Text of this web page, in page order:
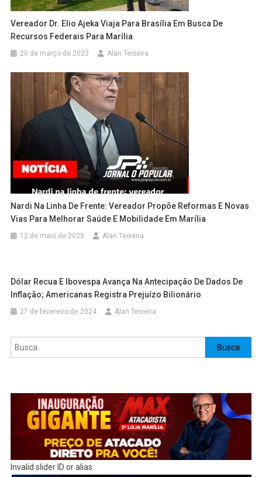
Vereador Dr. Elio Ajeka Viaja Para Brasília Em Busca De
Recursos Federais Para Marília
20 de março de 2023 Alan Teixeira
Nardi Na Linha De Frente: Vereador Propõe Reformas E Novas
Vias Para Melhorar Saúde E Mobilidade Em Marília
12 de maio de 2025 Alan Teixeira
Dólar Recua E Ibovespa Avança Na Antecipação De Dados De
Inflação; Americanas Registra Prejuízo Bilionário
27 de fevereiro de 2024 Alan Teixeira
Pesquisar Busca
Invalid slider ID or alias.